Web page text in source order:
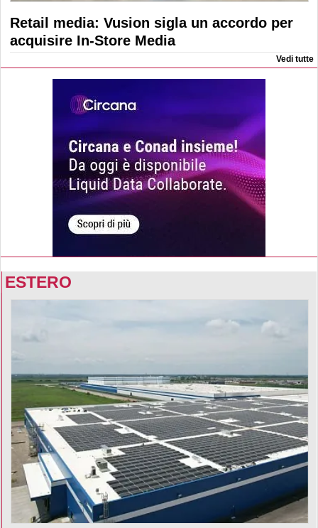
Retail media: Vusion sigla un accordo per
acquisire In-Store Media
Vedi tutte
ESTERO